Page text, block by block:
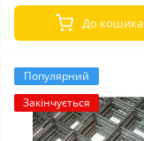
До кошика
Популярний
Закінчується